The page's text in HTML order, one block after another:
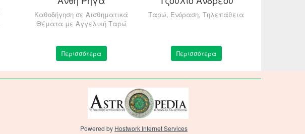
Καθοδήγηση σε Αισθηματικά
Θέματα με Αγγελική Ταρώ
Περισσότερα
Ταρώ, Ενόραση, Τηλεπάθεια
Περισσότερα
Powered by Hostwork Internet Services